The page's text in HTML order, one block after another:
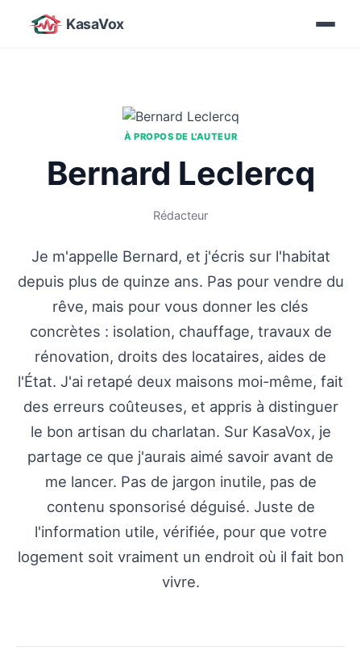
KasaVox
À PROPOS DE L'AUTEUR
Bernard Leclercq
Rédacteur
Je m'appelle Bernard, et j'écris sur l'habitat
depuis plus de quinze ans. Pas pour vendre du
rêve, mais pour vous donner les clés
concrètes : isolation, chauffage, travaux de
rénovation, droits des locataires, aides de
l'État. J'ai retapé deux maisons moi-même, fait
des erreurs coûteuses, et appris à distinguer
le bon artisan du charlatan. Sur KasaVox, je
partage ce que j'aurais aimé savoir avant de
me lancer. Pas de jargon inutile, pas de
contenu sponsorisé déguisé. Juste de
l'information utile, vérifiée, pour que votre
logement soit vraiment un endroit où il fait bon
vivre.